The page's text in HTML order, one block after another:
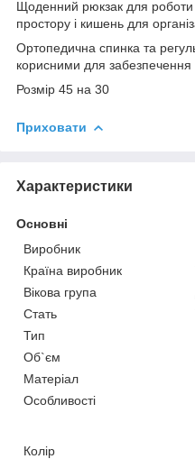
Щоденний рюкзак для
простору і кишень для
Ортопедична спинка та
корисними для забезпечення
Розмір 45 на 30
Приховати
Характеристики
Основні
Виробник
Країна виробник
Вікова група
Стать
Тип
Об`єм
Матеріал
Особливості
Колір